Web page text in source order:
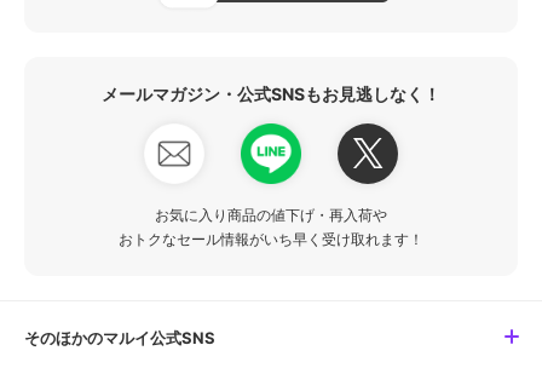
メールマガジン・公式SNSもお見逃しなく！
お気に入り商品の値下げ・再入荷や
おトクなセール情報がいち早く受け取れます！
そのほかのマルイ公式SNS